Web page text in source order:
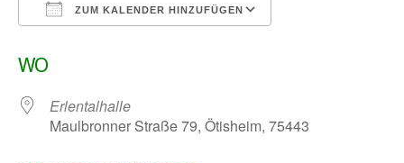
ZUM KALENDER HINZUFÜGEN
WO
Erlentalhalle
Maulbronner Straße 79, Ötisheim, 75443